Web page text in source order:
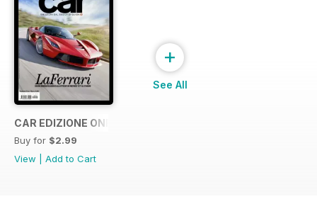
CAR EDIZIONE ONE OFF "LaFerrari"
Buy for $2.99
View
Add to Cart
+
See All